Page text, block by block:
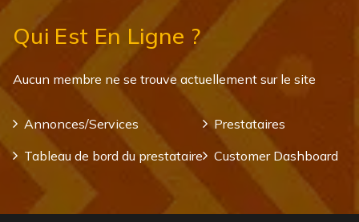
Qui Est En Ligne ?
Aucun membre ne se trouve actuellement sur le site
Annonces/Services
Prestataires
Tableau de bord du prestataire
Customer Dashboard